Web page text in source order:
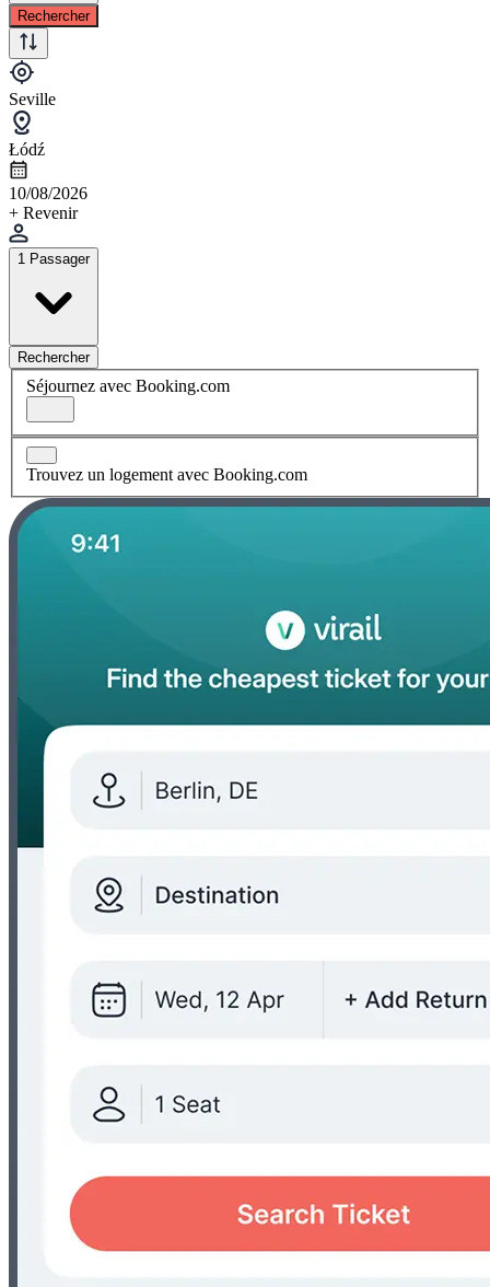
Rechercher
Seville
Łódź
10/08/2026
+ Revenir
1 Passager
Rechercher
Séjournez avec Booking.com
Trouvez un logement avec Booking.com